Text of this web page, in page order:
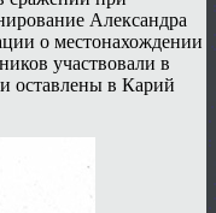
Александра
о местонахождении
участвовали в
оставлены в Карий